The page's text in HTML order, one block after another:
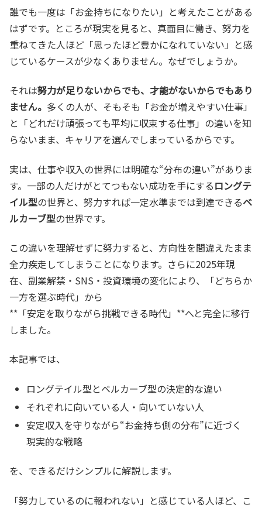
誰でも一度は「お金持ちになりたい」と考えたことがある
はずです。ところが現実を見ると、真面目に働き、努力を
重ねてきた人ほど「思ったほど豊かになれていない」と感
じているケースが少なくありません。なぜでしょうか。
それは努力が足りないからでも、才能がないからでもあり
ません。 多くの人が、そもそも「お金が増えやすい仕事」
と「どれだけ頑張っても平均に収束する仕事」の違いを知
らないまま、キャリアを選んでしまっているからです。
実は、仕事や収入の世界には明確な“分布の違い”がありま
す。一部の人だけがとてつもない成功を手にするロングテ
イル型の世界と、努力すれば一定水準までは到達できるベ
ルカーブ型の世界です。
この違いを理解せずに努力すると、方向性を間違えたまま
全力疾走してしまうことになります。さらに2025年現
在、副業解禁・SNS・投資環境の変化により、「どちらか
一方を選ぶ時代」から
**「安定を取りながら挑戦できる時代」**へと完全に移行
しました。
本記事では、
ロングテイル型とベルカーブ型の決定的な違い
それぞれに向いている人・向いていない人
安定収入を守りながら“お金持ち側の分布”に近づく
現実的な戦略
を、できるだけシンプルに解説します。
「努力しているのに報われない」と感じている人ほど、こ